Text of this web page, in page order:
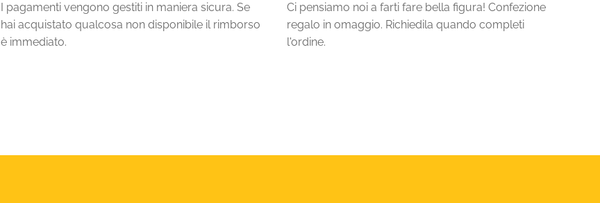
I pagamenti vengono gestiti in maniera sicura. Se
hai acquistato qualcosa non disponibile il rimborso
è immediato.
Ci pensiamo noi a farti fare bella figura! Confezione
regalo in omaggio. Richiedila quando completi
l'ordine.